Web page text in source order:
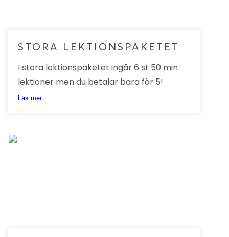
STORA LEKTIONSPAKETET
I stora lektionspaketet ingår 6 st 50 min
lektioner men du betalar bara för 5!
Läs mer